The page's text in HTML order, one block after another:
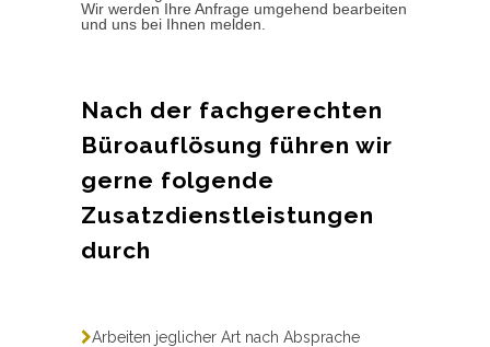
Wir werden Ihre Anfrage umgehend bearbeiten
und uns bei Ihnen melden.
Nach der fachgerechten
Büroauflösung führen wir
gerne folgende
Zusatzdienstleistungen
durch
Arbeiten jeglicher Art nach Absprache